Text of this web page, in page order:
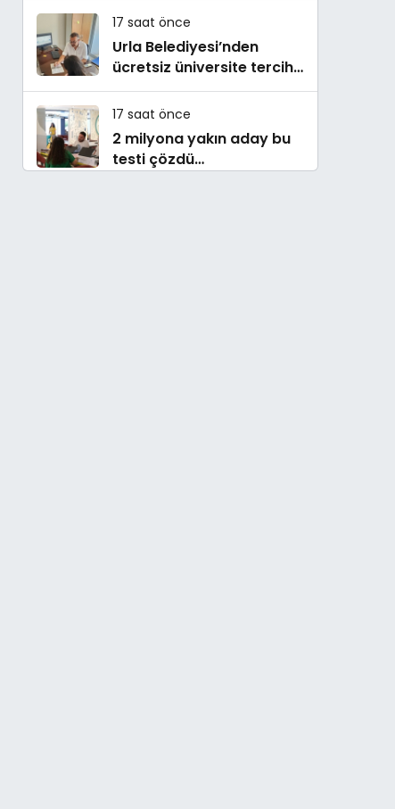
17 saat önce
Urla Belediyesi’nden
ücretsiz üniversite tercih
danışmanlığı
17 saat önce
2 milyona yakın aday bu
testi çözdü…